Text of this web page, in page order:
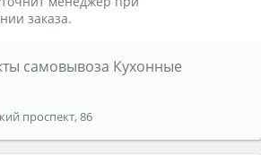
заказа.
самовывоза Кухонные
проспект, 86